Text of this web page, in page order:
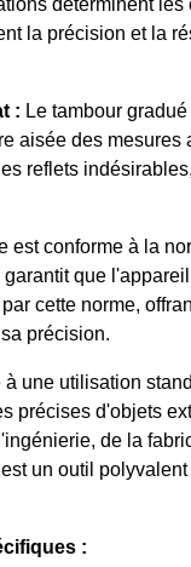
déterminent les
la précision et la
: Le tambour
aisée des mesures
reflets
est conforme à la
que
cette norme,
précision.
une utilisation
précises d'objets
de la
un outil
: